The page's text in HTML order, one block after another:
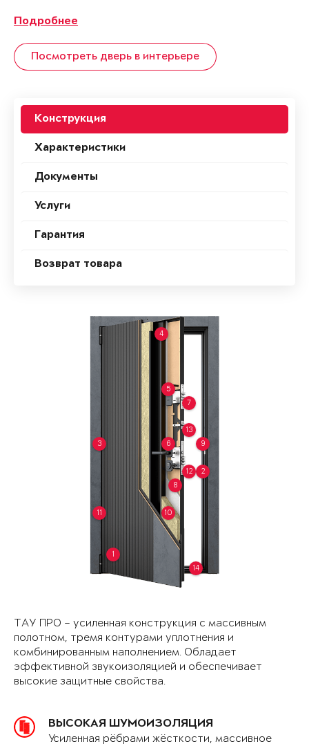
Подробнее
Посмотреть дверь в интерьере
Конструкция
Характеристики
Документы
Услуги
Гарантия
Возврат товара
1
2
3
4
5
6
7
8
9
10
11
12
13
14
ТАУ ПРО – усиленная конструкция с массивным
полотном, тремя контурами уплотнения и
комбинированным наполнением. Обладает
эффективной звукоизоляцией и обеспечивает
высокие защитные свойства.
ВЫСОКАЯ ШУМОИЗОЛЯЦИЯ
Усиленная рёбрами жёсткости, массивное